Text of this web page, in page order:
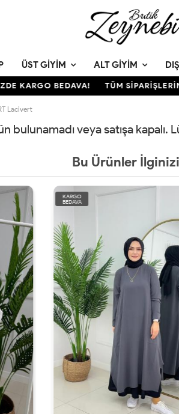
ÜST GIYIM ALT GIYIM
KARGO BEDAVA! TÜM
Lacivert
bulunamadı veya satışa
Bu Ürünler